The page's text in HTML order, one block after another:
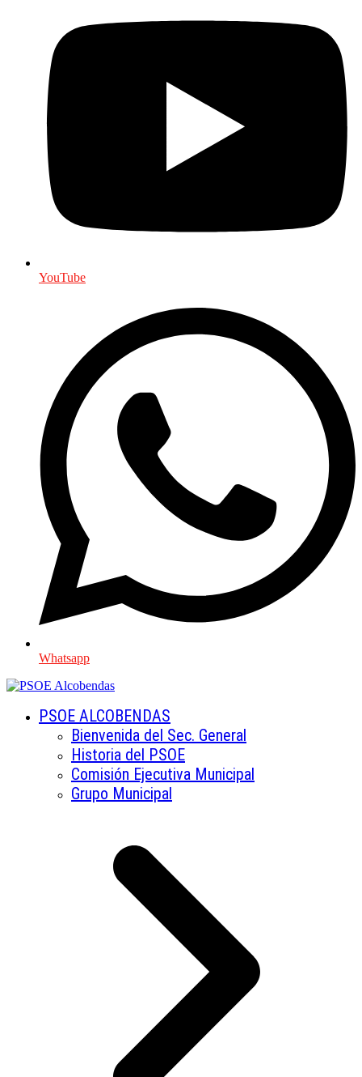
YouTube
Whatsapp
PSOE ALCOBENDAS
Bienvenida del Sec. General
Historia del PSOE
Comisión Ejecutiva Municipal
Grupo Municipal